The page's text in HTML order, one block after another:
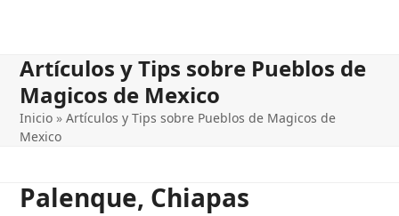
Artículos y Tips sobre Pueblos de
Magicos de Mexico
Inicio »Artículos y Tips sobre Pueblos de Magicos de
Mexico
Palenque, Chiapas